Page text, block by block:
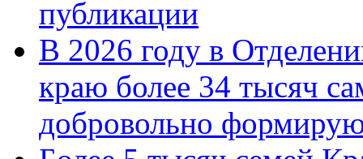
публикации
В 2026 году в
краю более 34 тысяч
добровольно